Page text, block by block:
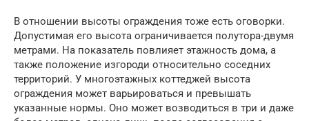
В отношении высоты ограждения тоже есть оговорки.
Допустимая его высота ограничивается полутора-двумя
метрами. На показатель повлияет этажность дома, а
также положение изгороди относительно соседних
территорий. У многоэтажных коттеджей высота
ограждения может варьироваться и превышать
указанные нормы. Оно может возводиться в три и даже